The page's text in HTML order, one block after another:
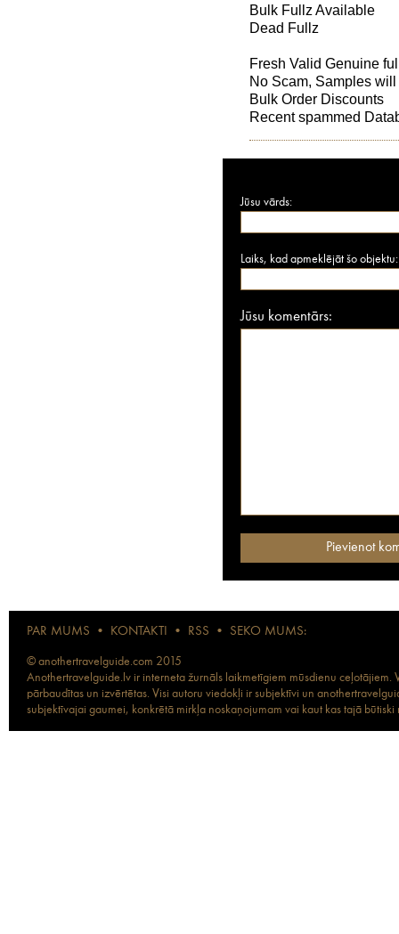
Bulk Fullz Available
Dead Fullz
Fresh Valid Genuine
No Scam, Samples
Bulk Order Discounts
Recent spammed
Jūsu vārds:
Laiks, kad apmeklējāt šo objektu:
Jūsu komentārs:
PAR MUMS • KONTAKTI • RSS • SEKO MUMS:
© anothertravelguide.com 2015
Anothertravelguide.lv ir interneta žurnāls laikmetīgiem mūsdienu
pārbaudītas un izvērtētas. Visi autoru viedokļi ir subjektīvi un
subjektīvajai gaumei, konkrētā mirkļa noskaņojumam vai kaut kas tajā